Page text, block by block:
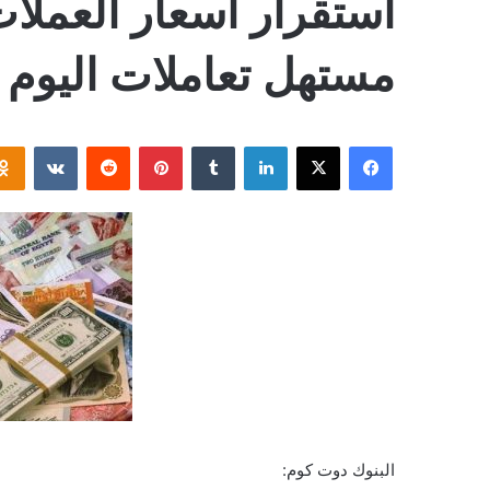
استقرار أسعار
مستهل تعاملات اليوم
فيسبوك ‫X لينكدإن بينتيريست
البنوك دوت كوم: